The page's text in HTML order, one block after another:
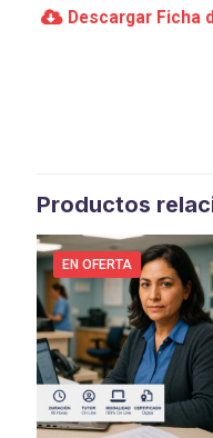
Descargar Ficha
Productos
EN OFERTA